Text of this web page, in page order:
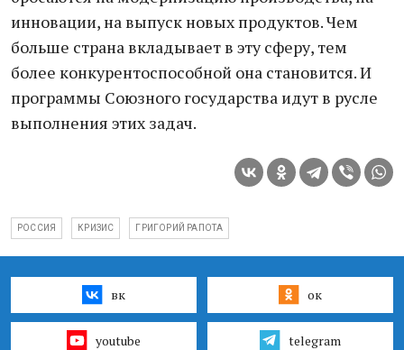
инновации, на выпуск новых продуктов. Чем
больше страна вкладывает в эту сферу, тем
более конкурентоспособной она становится. И
программы Союзного государства идут в русле
выполнения этих задач.
РОССИЯ КРИЗИС ГРИГОРИЙ РАПОТА
вк ок
youtube telegram